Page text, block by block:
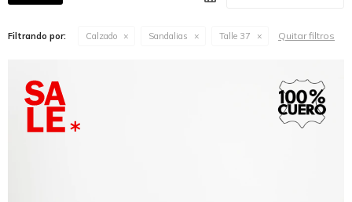
Filtrando por: Calzado Sandalias Talle 37 Quitar filtros